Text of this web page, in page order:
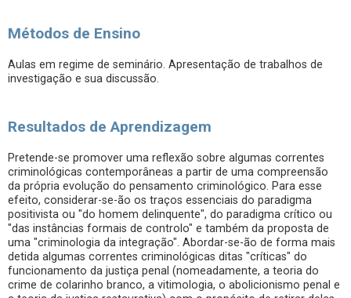
Métodos de Ensino
Aulas em regime de seminário. Apresentação de trabalhos de
investigação e sua discussão.
Resultados de Aprendizagem
Pretende-se promover uma reflexão sobre algumas correntes
criminológicas contemporâneas a partir de uma compreensão
da própria evolução do pensamento criminológico. Para esse
efeito, considerar-se-ão os traços essenciais do paradigma
positivista ou "do homem delinquente", do paradigma crítico ou
"das instâncias formais de controlo" e também da proposta de
uma "criminologia da integração". Abordar-se-ão de forma mais
detida algumas correntes criminológicas ditas "críticas" do
funcionamento da justiça penal (nomeadamente, a teoria do
crime de colarinho branco, a vitimologia, o abolicionismo penal e